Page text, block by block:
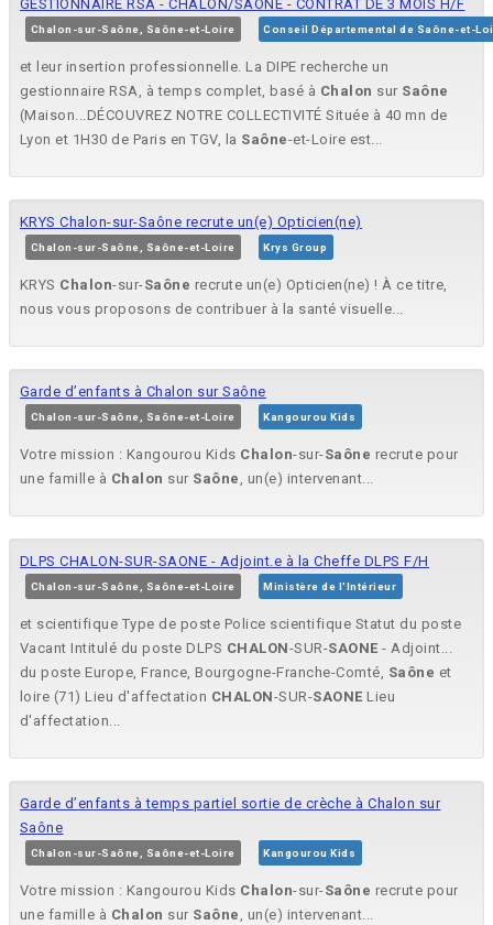
GESTIONNAIRE RSA - CHALON/SAONE - CONTRAT DE 3 MOIS H/F
Chalon-sur-Saône, Saône-et-Loire Conseil Départemental de Saône-et-
et leur insertion professionnelle. La DIPE recherche un
gestionnaire RSA, à temps complet, basé à Chalon sur Saône
(Maison...DÉCOUVREZ NOTRE COLLECTIVITÉ Située à 40 mn de
Lyon et 1H30 de Paris en TGV, la Saône-et-Loire est...
KRYS Chalon-sur-Saône recrute un(e) Opticien(ne)
Chalon-sur-Saône, Saône-et-Loire Krys Group
KRYS Chalon-sur-Saône recrute un(e) Opticien(ne) ! À ce titre,
nous vous proposons de contribuer à la santé visuelle...
Garde d’enfants à Chalon sur Saône
Chalon-sur-Saône, Saône-et-Loire Kangourou Kids
Votre mission : Kangourou Kids Chalon-sur-Saône recrute pour
une famille à Chalon sur Saône , un(e) intervenant...
DLPS CHALON-SUR-SAONE - Adjoint.e à la Cheffe DLPS F/H
Chalon-sur-Saône, Saône-et-Loire Ministère de l'Intérieur
et scientifique Type de poste Police scientifique Statut du poste
Vacant Intitulé du poste DLPS CHALON-SUR-SAONE - Adjoint...
du poste Europe, France, Bourgogne-Franche-Comté, Saône et
loire (71) Lieu d'affectation CHALON-SUR-SAONE Lieu
d'affectation...
Garde d’enfants à temps partiel sortie de crèche à Chalon sur
Saône
Chalon-sur-Saône, Saône-et-Loire Kangourou Kids
Votre mission : Kangourou Kids Chalon-sur-Saône recrute pour
une famille à Chalon sur Saône, un(e) intervenant...